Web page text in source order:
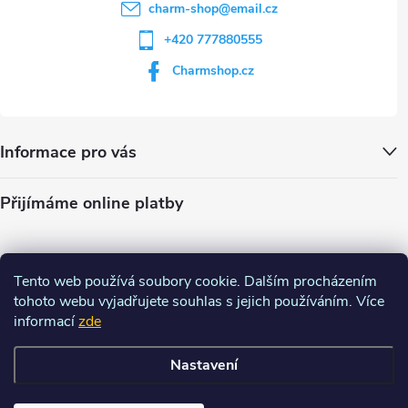
Tento web používá soubory cookie. Dalším procházením
tohoto webu vyjadřujete souhlas s jejich používáním. Více
informacízde
Nastavení
charm-shop@email.cz
+420 777880555
Charmshop.cz
Informace pro vás
Přijímáme online platby